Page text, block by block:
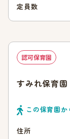
定員数
認可保育園
すみれ保育園
この保育園か
住所